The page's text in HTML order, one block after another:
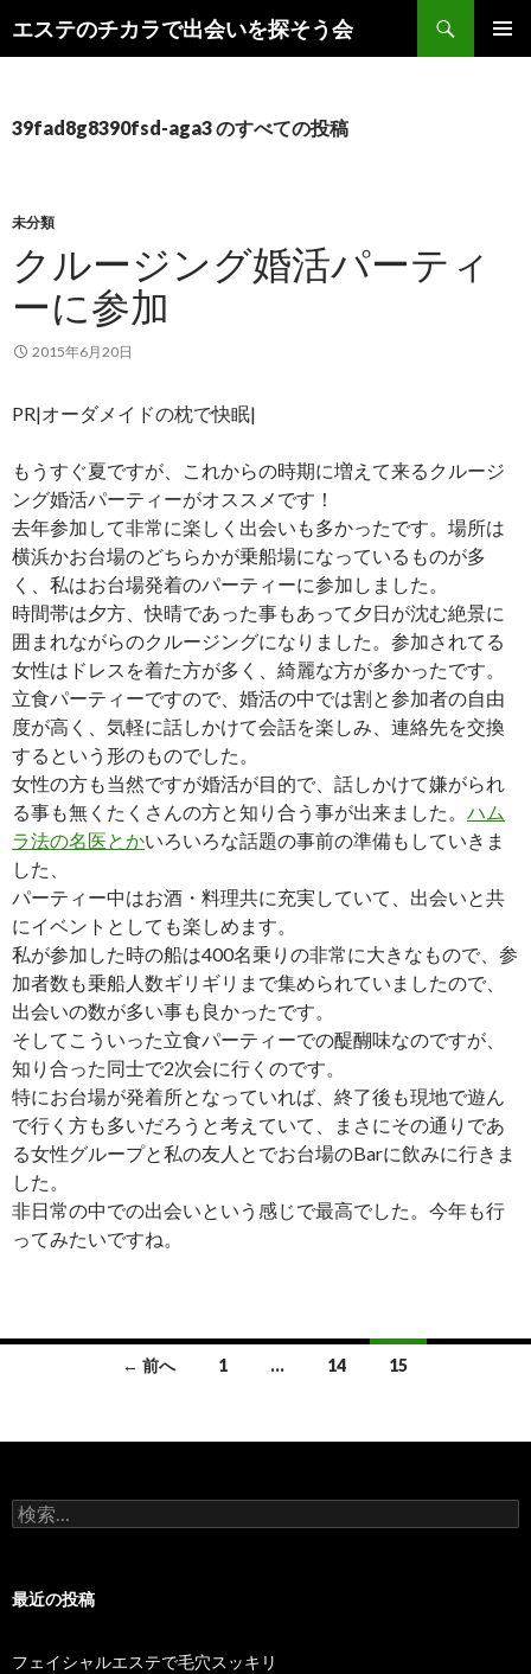
エステのチカラで出会いを探そう会
索
ン
キ
プ
39fad8g8390fsd-aga3 のすべての投稿
未分類
クルージング婚活パーティ
ーに参加
2015年6月20日
PR|オーダメイドの枕で快眠|
もうすぐ夏ですが、これからの時期に増えて来るクルージ
ング婚活パーティーがオススメです！
去年参加して非常に楽しく出会いも多かったです。場所は
横浜かお台場のどちらかが乗船場になっているものが多
く、私はお台場発着のパーティーに参加しました。
時間帯は夕方、快晴であった事もあって夕日が沈む絶景に
囲まれながらのクルージングになりました。参加されてる
女性はドレスを着た方が多く、綺麗な方が多かったです。
立食パーティーですので、婚活の中では割と参加者の自由
度が高く、気軽に話しかけて会話を楽しみ、連絡先を交換
するという形のものでした。
女性の方も当然ですが婚活が目的で、話しかけて嫌がられ
る事も無くたくさんの方と知り合う事が出来ました。 ハム
ラ法の名医とかいろいろな話題の事前の準備もしていきま
した、
パーティー中はお酒・料理共に充実していて、出会いと共
にイベントとしても楽しめます。
私が参加した時の船は400名乗りの非常に大きなもので、参
加者数も乗船人数ギリギリまで集められていましたので、
出会いの数が多い事も良かったです。
そしてこういった立食パーティーでの醍醐味なのですが、
知り合った同士で2次会に行くのです。
特にお台場が発着所となっていれば、終了後も現地で遊ん
で行く方も多いだろうと考えていて、まさにその通りであ
る女性グループと私の友人とでお台場のBarに飲みに行きま
した。
非日常の中での出会いという感じで最高でした。今年も行
ってみたいですね。
ナ
ゲ
シ
ョ
← 前へ 1 … 14 15
検
索:
最近の投稿
フェイシャルエステで毛穴スッキリ